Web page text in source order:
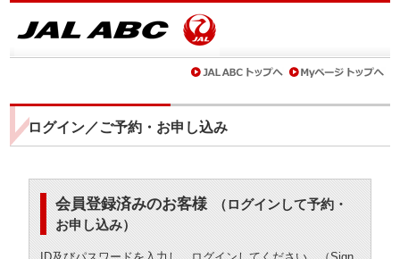
ログイン／ご予約・お申し込み
会員登録済みのお客様
（ログインして予約・
お申し込み）